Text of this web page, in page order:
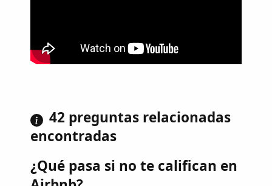
42 preguntas relacionadas
encontradas
¿Qué pasa si no te califican en